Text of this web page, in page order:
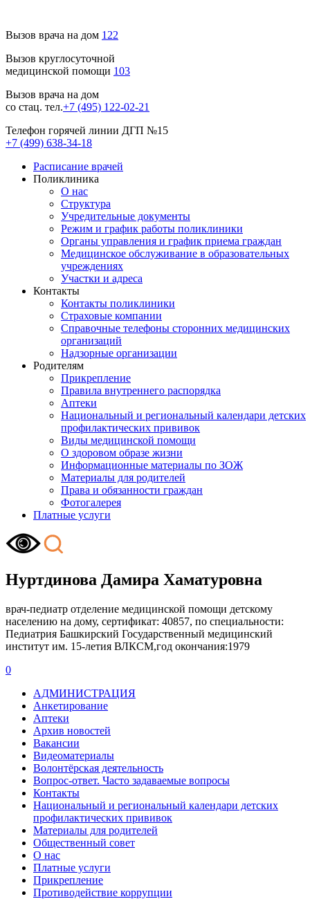
Вызов врача на дом 122
Вызов круглосуточной
медицинской помощи 103
Вызов врача на дом
со стац. тел.+7 (495) 122-02-21
Телефон горячей линии ДГП №15
+7 (499) 638-34-18
Расписание врачей
Поликлиника
О нас
Структура
Учредительные документы
Режим и график работы поликлиники
Органы управления и график приема граждан
Медицинское обслуживание в образовательных
учреждениях
Участки и адреса
Контакты
Контакты поликлиники
Страховые компании
Справочные телефоны сторонних медицинских
организаций
Надзорные организации
Родителям
Прикрепление
Правила внутреннего распорядка
Аптеки
Национальный и региональный календари детских
профилактических прививок
Виды медицинской помощи
О здоровом образе жизни
Информационные материалы по ЗОЖ
Материалы для родителей
Права и обязанности граждан
Фотогалерея
Платные услуги
Нуртдинова Дамира Хаматуровна
врач-педиатр отделение медицинской помощи детскому
населению на дому, сертификат: 40857, по специальности:
Педиатрия Башкирский Государственный медицинский
институт им. 15-летия ВЛКСМ,год окончания:1979
0
АДМИНИСТРАЦИЯ
Анкетирование
Аптеки
Архив новостей
Вакансии
Видеоматериалы
Волонтёрская деятельность
Вопрос-ответ. Часто задаваемые вопросы
Контакты
Национальный и региональный календари детских
профилактических прививок
Материалы для родителей
Общественный совет
О нас
Платные услуги
Прикрепление
Противодействие коррупции